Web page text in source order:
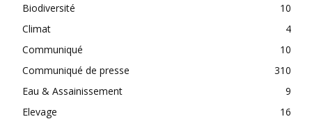
Biodiversité
10
Climat
4
Communiqué
10
Communiqué de presse
310
Eau & Assainissement
9
Elevage
16